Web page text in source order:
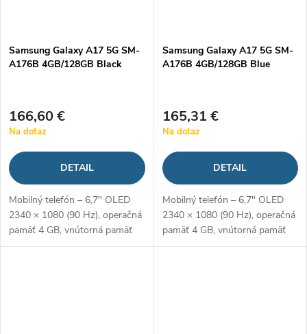
Samsung Galaxy A17 5G SM-
A176B 4GB/128GB Black
166,60 €
Na dotaz
DETAIL
Mobilný telefón – 6,7" OLED
2340 × 1080 (90 Hz), operačná
pamäť 4 GB, vnútorná pamäť
128 GB, hybridný slot, procesor
Samsung Galaxy A17 5G SM-
A176B 4GB/128GB Blue
165,31 €
Na dotaz
DETAIL
Mobilný telefón – 6,7" OLED
2340 × 1080 (90 Hz), operačná
pamäť 4 GB, vnútorná pamäť
128 GB, hybridný slot, procesor